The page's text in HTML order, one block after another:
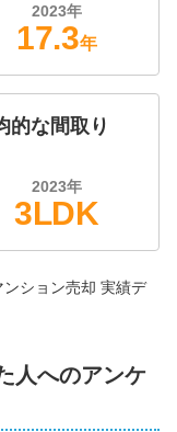
2023年
17.3年
的な間取り
2023年
3LDK
ンション売却 実績デ
人へのアンケ